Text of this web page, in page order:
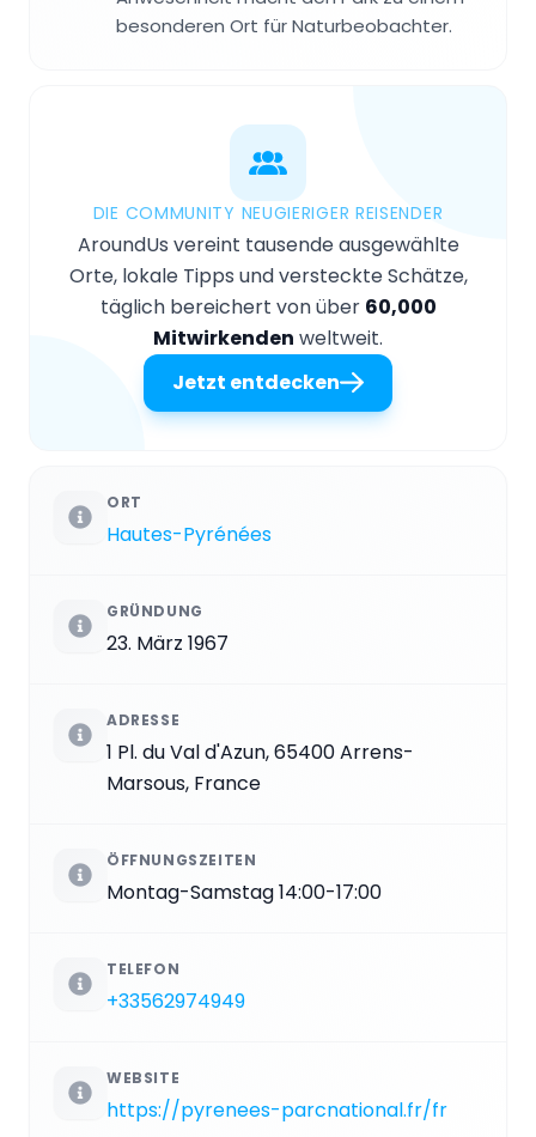
besonderen Ort für Naturbeobachter.
DIE COMMUNITY NEUGIERIGER REISENDER
AroundUs vereint tausende ausgewählte
Orte, lokale Tipps und versteckte Schätze,
täglich bereichert von über 60,000
Mitwirkenden weltweit.
Jetzt entdecken
ORT
Hautes-Pyrénées
GRÜNDUNG
23. März 1967
ADRESSE
1 Pl. du Val d'Azun, 65400 Arrens-
Marsous, France
ÖFFNUNGSZEITEN
Montag-Samstag 14:00-17:00
TELEFON
+33562974949
WEBSITE
https://pyrenees-parcnational.fr/fr